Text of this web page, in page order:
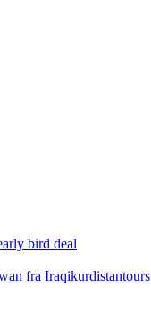
bird deal
fra Iraqikurdistantours